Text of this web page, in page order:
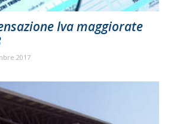
Iva maggiorate
2017